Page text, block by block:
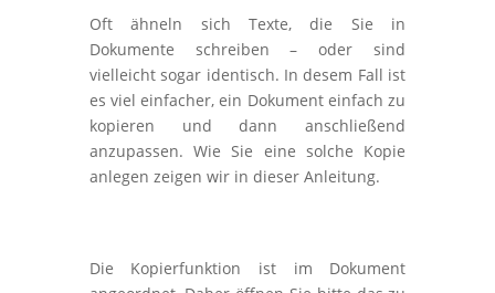
Oft ähneln sich Texte, die Sie in
Dokumente schreiben – oder sind
vielleicht sogar identisch. In desem Fall ist
es viel einfacher, ein Dokument einfach zu
kopieren und dann anschließend
anzupassen. Wie Sie eine solche Kopie
anlegen zeigen wir in dieser Anleitung.
Die Kopierfunktion ist im Dokument